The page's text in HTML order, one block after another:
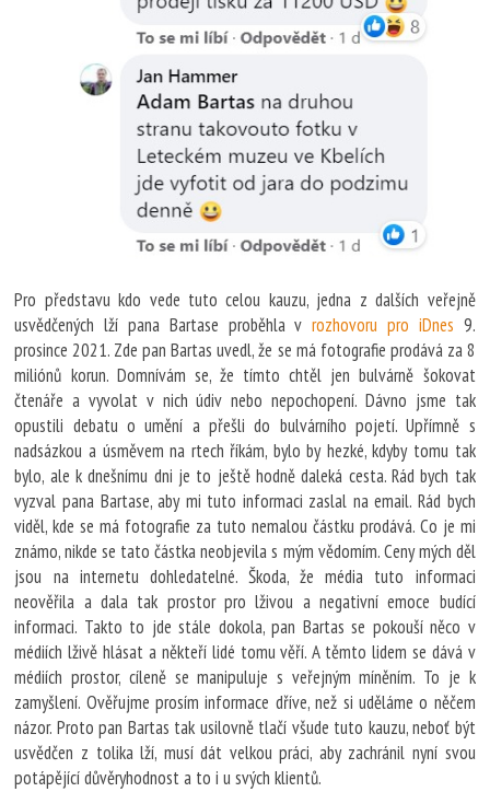
Pro představu kdo vede tuto celou kauzu, jedna z dalších veřejně
usvědčených lží pana Bartase proběhla vrozhovoru pro iDnes 9.
prosince 2021. Zde pan Bartas uvedl, že se má fotografie prodává za 8
miliónů korun. Domnívám se, že tímto chtěl jen bulvárně šokovat
čtenáře a vyvolat v nich údiv nebo nepochopení. Dávno jsme tak
opustili debatu o umění a přešli do bulvárního pojetí. Upřímně s
nadsázkou a úsměvem na rtech říkám, bylo by hezké, kdyby tomu tak
bylo, ale k dnešnímu dni je to ještě hodně daleká cesta. Rád bych tak
vyzval pana Bartase, aby mi tuto informaci zaslal na email. Rád bych
viděl, kde se má fotografie za tuto nemalou částku prodává. Co je mi
známo, nikde se tato částka neobjevila s mým vědomím. Ceny mých děl
jsou na internetu dohledatelné. Škoda, že média tuto informaci
neověřila a dala tak prostor pro lživou a negativní emoce budící
informaci. Takto to jde stále dokola, pan Bartas se pokouší něco v
médiích lživě hlásat a někteří lidé tomu věří. A těmto lidem se dává v
médiích prostor, cíleně se manipuluje s veřejným míněním. To je k
zamyšlení. Ověřujme prosím informace dříve, než si uděláme o něčem
názor. Proto pan Bartas tak usilovně tlačí všude tuto kauzu, neboť být
usvědčen z tolika lží, musí dát velkou práci, aby zachránil nyní svou
potápějící důvěryhodnost a to i u svých klientů.